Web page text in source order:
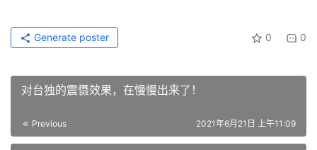
0 0
Generate poster
对台独的震慑效果，在慢慢出来了！
Previous 2021年6月21日 上午11:09